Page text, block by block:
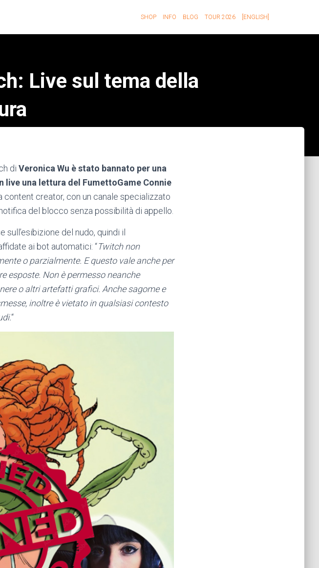
SHOP INFO BLOG TOUR 2026 [ENGLISH]
Live sul tema della
di Veronica Wu è stato bannato per una
una lettura del FumettoGame Connie
content creator, con un canale specializzato
del blocco senza possibilità di appello.
del nudo, quindi il
ai bot automatici: “Twitch non
o parzialmente. E questo vale anche per
esposte. Non è permesso neanche
o altri artefatti grafici. Anche sagome e
inoltre è vietato in qualsiasi contesto
“